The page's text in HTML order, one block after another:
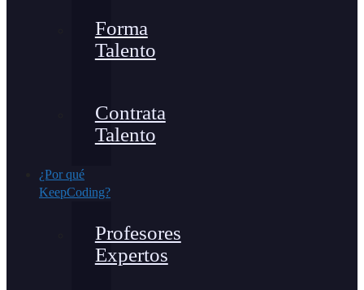
Forma
Talento
Contrata
Talento
¿Por qué
KeepCoding?
Profesores
Expertos